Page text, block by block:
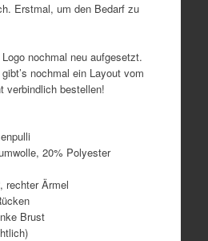
Erstmal, um den Bedarf zu
nochmal neu aufgesetzt.
nochmal ein Layout vom
verbindlich bestellen!
20% Polyester
rechter Ärmel
Brust